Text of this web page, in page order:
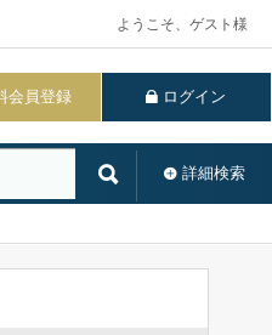
ようこそ、ゲスト様
会員登録 ログイン
詳細検索